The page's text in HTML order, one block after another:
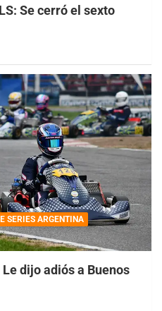
Se cerró el sexto
SERIES ARGENTINA
dijo adiós a Buenos